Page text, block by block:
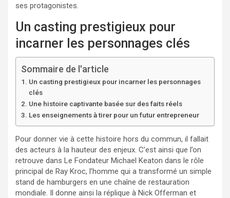
ses protagonistes.
Un casting prestigieux pour
incarner les personnages clés
Sommaire de l'article
Un casting prestigieux pour incarner les personnages
clés
Une histoire captivante basée sur des faits réels
Les enseignements à tirer pour un futur entrepreneur
Pour donner vie à cette histoire hors du commun, il fallait
des acteurs à la hauteur des enjeux. C’est ainsi que l’on
retrouve dans Le Fondateur Michael Keaton dans le rôle
principal de Ray Kroc, l’homme qui a transformé un simple
stand de hamburgers en une chaîne de restauration
mondiale. Il donne ainsi la réplique à Nick Offerman et